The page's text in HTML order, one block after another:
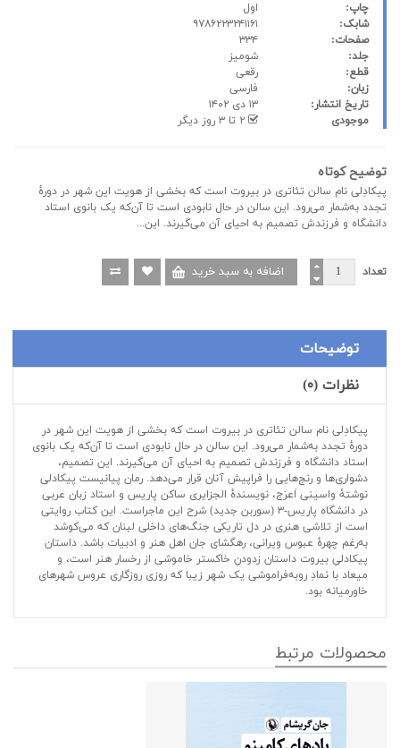
چاپ:
اول
شابک:
صفحات:
جلد:
شومیز
قطع:
رقعی
زبان:
فارسی
تاریخ انتشار:
موجودی
توضیح کوتاه
پیکادِلی نام سالن تئاتری در بیروت است که بخشی از هویت این شهر در دورۀ
تجدد به‌شمار می‌رود. این سالن در حال نابودی است تا آن‌که یک بانوی استاد
دانشگاه و فرزندش تصمیم به احیای آن می‌گیرند. این...
تعداد
توضیحات
نظرات (۰)
پیکادِلی نام سالن تئاتری در بیروت است که بخشی از هویت این شهر در
دورۀ تجدد به‌شمار می‌رود. این سالن در حال نابودی است تا آن‌که یک بانوی
استاد دانشگاه و فرزندش تصمیم به احیای آن می‌گیرند. این تصمیم،
دشواری‌ها و رنج‌هایی را فراپیش آنان قرار می‌دهد. رمان پیانیست پیکادلی
نوشتۀ واسینی اَعرَج، نویسندۀ الجزایری ساکن پاریس و استاد زبان عربی
در دانشگاه پاریس-۳ (سوربن جدید) شرح این ماجراست. این کتاب روایتی
است از تلاشی هنری در دل تاریکی جنگ‌های داخلی لبنان که می‌کوشد
به‌رغم چهرۀ عبوس ویرانی، رهگشای جان اهل هنر و ادبیات باشد. داستان
پیکادلیِ بیروت داستان زدودنِ خاکستر خاموشی از رخسار هنر است، و
میعاد با نمادِ روبه‌فراموشی یک شهر زیبا که روزی روزگاری عروس شهرهای
خاورمیانه بود.
محصولات مرتبط